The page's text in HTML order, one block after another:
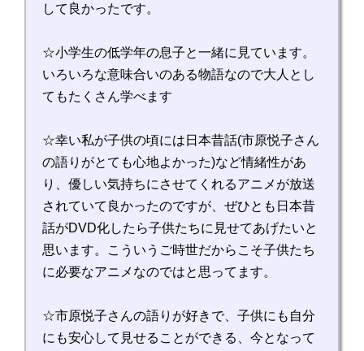
して良かったです。
☆小学生の低学年の息子と一緒に見ています。
いろいろな意味合いのある物語なので大人とし
てもたくさん学べます
☆幸い私が子供の頃には日本昔話(市原悦子さん
の語りがとても心地よかった)など情緒性があ
り、優しい気持ちにさせてくれるアニメが放送
されていて良かったのですが、ぜひとも日本昔
話がDVD化したら子供たちに見せてあげたいと
思います。こういうご時世だからこそ子供たち
に必要なアニメなのではと思ってます。
☆市原悦子さんの語りが好きで、子供にも自分
にも安心して見せることができる、今となって